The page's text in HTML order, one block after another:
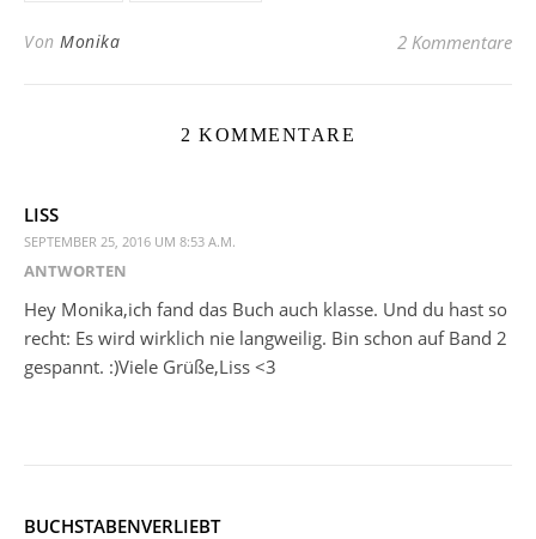
Von Monika 2 Kommentare
2 KOMMENTARE
LISS
SEPTEMBER 25, 2016 UM 8:53 A.M.
ANTWORTEN
Hey Monika,ich fand das Buch auch klasse. Und du hast so
recht: Es wird wirklich nie langweilig. Bin schon auf Band 2
gespannt. :)Viele Grüße,Liss <3
BUCHSTABENVERLIEBT